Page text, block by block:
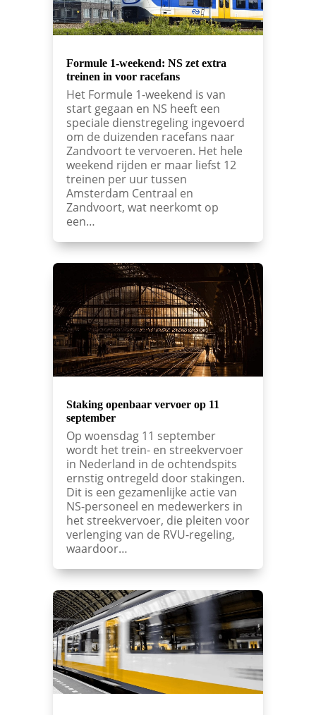
Formule 1-weekend: NS zet extra
treinen in voor racefans
Het Formule 1-weekend is van
start gegaan en NS heeft een
speciale dienstregeling ingevoerd
om de duizenden racefans naar
Zandvoort te vervoeren. Het hele
weekend rijden er maar liefst 12
treinen per uur tussen
Amsterdam Centraal en
Zandvoort, wat neerkomt op
een…
Staking openbaar vervoer op 11
september
Op woensdag 11 september
wordt het trein- en streekvervoer
in Nederland in de ochtendspits
ernstig ontregeld door stakingen.
Dit is een gezamenlijke actie van
NS-personeel en medewerkers in
het streekvervoer, die pleiten voor
verlenging van de RVU-regeling,
waardoor…